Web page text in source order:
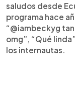
saludos desde
programa hace
“@iambeckyg
omg”, “Qué
los internautas.